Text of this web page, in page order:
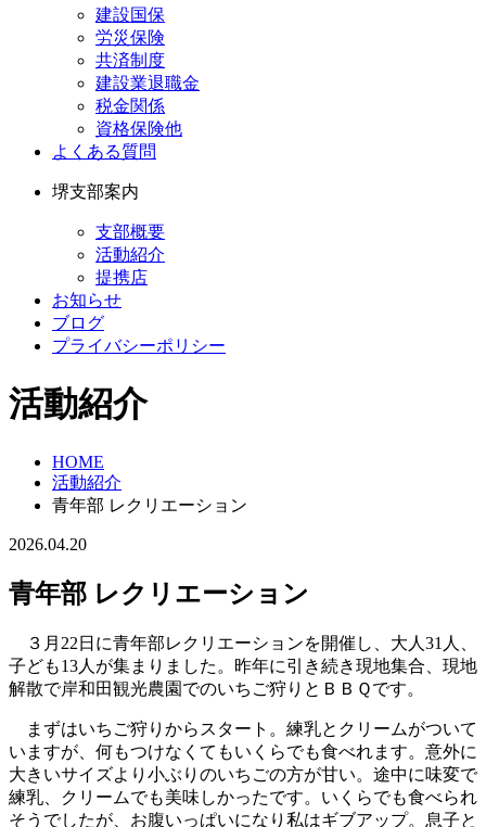
建設国保
労災保険
共済制度
建設業退職金
税金関係
資格保険他
よくある質問
堺支部案内
支部概要
活動紹介
提携店
お知らせ
ブログ
プライバシーポリシー
活動紹介
HOME
活動紹介
青年部 レクリエーション
2026.04.20
青年部 レクリエーション
３月22日に青年部レクリエーションを開催し、大人31人、
子ども13人が集まりました。昨年に引き続き現地集合、現地
解散で岸和田観光農園でのいちご狩りとＢＢＱです。
まずはいちご狩りからスタート。練乳とクリームがついて
いますが、何もつけなくてもいくらでも食べれます。意外に
大きいサイズより小ぶりのいちごの方が甘い。途中に味変で
練乳、クリームでも美味しかったです。いくらでも食べられ
そうでしたが、お腹いっぱいになり私はギブアップ。息子と